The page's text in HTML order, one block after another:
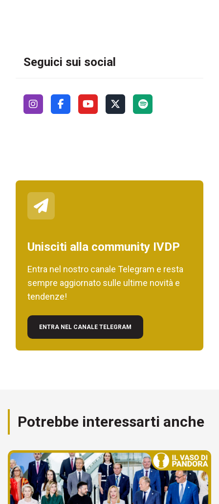
Seguici sui social
Unisciti alla community IVDP
Entra nel nostro canale Telegram e resta
sempre aggiornato sulle ultime novità e
tendenze!
ENTRA NEL CANALE TELEGRAM
Potrebbe interessarti anche